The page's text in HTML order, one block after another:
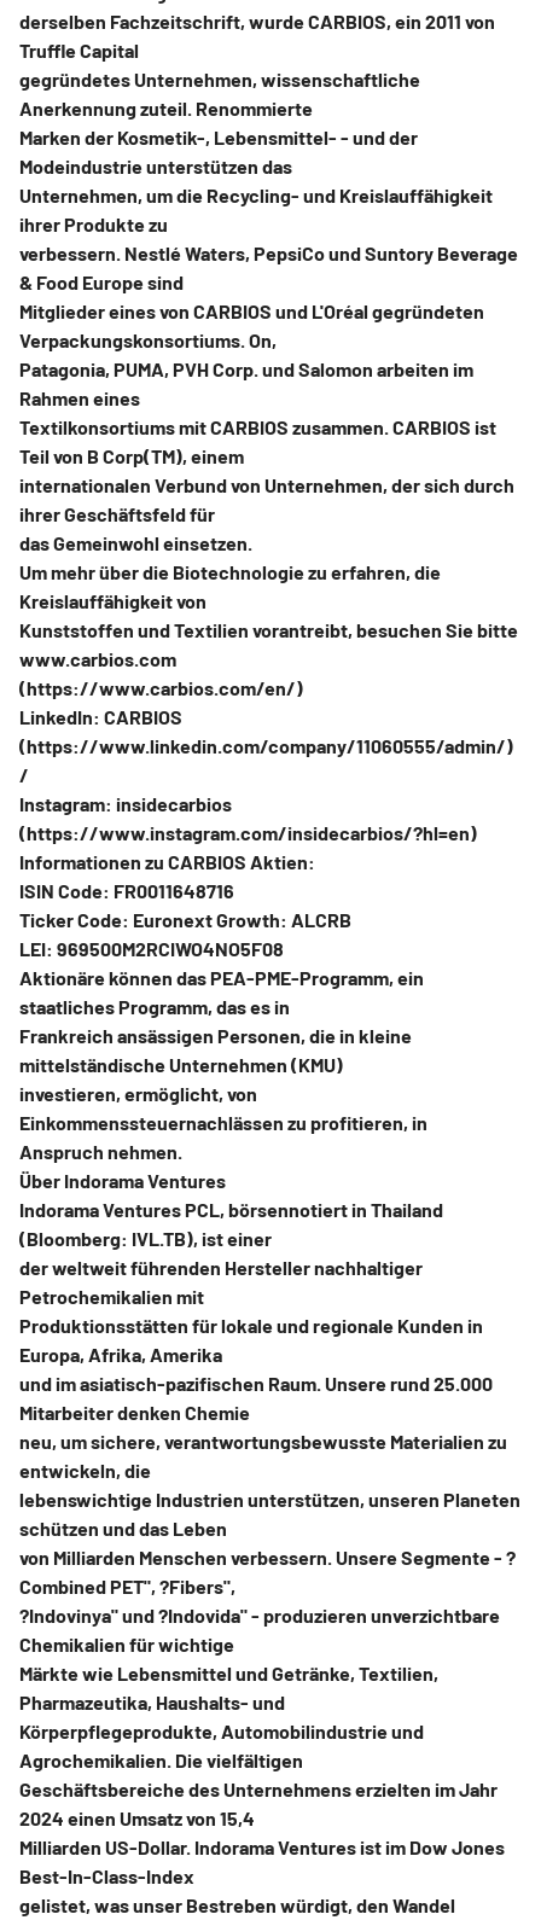
derselben Fachzeitschrift, wurde CARBIOS, ein 2011 von
Truffle Capital
gegründetes Unternehmen, wissenschaftliche
Anerkennung zuteil. Renommierte
Marken der Kosmetik-, Lebensmittel- - und der
Modeindustrie unterstützen das
Unternehmen, um die Recycling- und Kreislauffähigkeit
ihrer Produkte zu
verbessern. Nestlé Waters, PepsiCo und Suntory Beverage
& Food Europe sind
Mitglieder eines von CARBIOS und L'Oréal gegründeten
Verpackungskonsortiums. On,
Patagonia, PUMA, PVH Corp. und Salomon arbeiten im
Rahmen eines
Textilkonsortiums mit CARBIOS zusammen. CARBIOS ist
Teil von B Corp(TM), einem
internationalen Verbund von Unternehmen, der sich durch
ihrer Geschäftsfeld für
das Gemeinwohl einsetzen.
Um mehr über die Biotechnologie zu erfahren, die
Kreislauffähigkeit von
Kunststoffen und Textilien vorantreibt, besuchen Sie bitte
www.carbios.com
(https://www.carbios.com/en/)
LinkedIn: CARBIOS
(https://www.linkedin.com/company/11060555/admin/)
/
Instagram: insidecarbios
(https://www.instagram.com/insidecarbios/?hl=en)
Informationen zu CARBIOS Aktien:
ISIN Code: FR0011648716
Ticker Code: Euronext Growth: ALCRB
LEI: 969500M2RCIWO4NO5F08
Aktionäre können das PEA-PME-Programm, ein
staatliches Programm, das es in
Frankreich ansässigen Personen, die in kleine
mittelständische Unternehmen (KMU)
investieren, ermöglicht, von
Einkommenssteuernachlässen zu profitieren, in
Anspruch nehmen.
Über Indorama Ventures
Indorama Ventures PCL, börsennotiert in Thailand
(Bloomberg: IVL.TB), ist einer
der weltweit führenden Hersteller nachhaltiger
Petrochemikalien mit
Produktionsstätten für lokale und regionale Kunden in
Europa, Afrika, Amerika
und im asiatisch-pazifischen Raum. Unsere rund 25.000
Mitarbeiter denken Chemie
neu, um sichere, verantwortungsbewusste Materialien zu
entwickeln, die
lebenswichtige Industrien unterstützen, unseren Planeten
schützen und das Leben
von Milliarden Menschen verbessern. Unsere Segmente - ?
Combined PET", ?Fibers",
?Indovinya" und ?Indovida" - produzieren unverzichtbare
Chemikalien für wichtige
Märkte wie Lebensmittel und Getränke, Textilien,
Pharmazeutika, Haushalts- und
Körperpflegeprodukte, Automobilindustrie und
Agrochemikalien. Die vielfältigen
Geschäftsbereiche des Unternehmens erzielten im Jahr
2024 einen Umsatz von 15,4
Milliarden US-Dollar. Indorama Ventures ist im Dow Jones
Best-In-Class-Index
gelistet, was unser Bestreben würdigt, den Wandel